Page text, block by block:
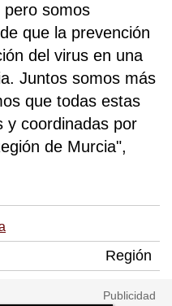
pero somos
que la prevención
del virus en una
Juntos somos más
que todas estas
y coordinadas por
de Murcia",
Región